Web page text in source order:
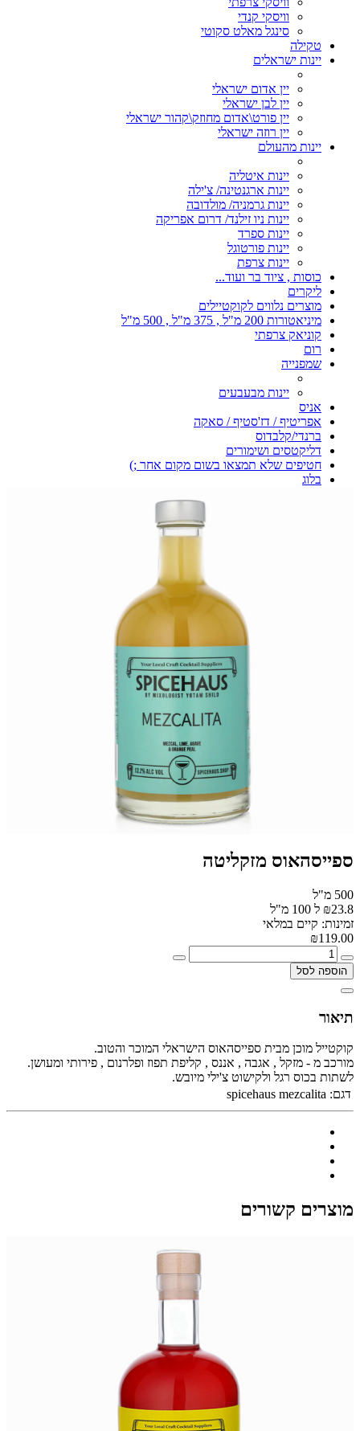
וויסקי קנדי
סינגל מאלט סקוטי
טקילה
יינות ישראלים
יין אדום ישראלי
יין לבן ישראלי
יין פורט\אדום מחוזק\קהור ישראלי
יין רוזה ישראלי
יינות מהעולם
יינות איטליה
יינות ארגנטינה/ צ'ילה
יינות גרמניה/ מולדובה
יינות ניו זילנד/ דרום אפריקה
יינות ספרד
יינות פורטוגל
יינות צרפת
כוסות , ציוד בר ועוד...
ליקרים
מוצרים נלווים לקוקטיילים
מיניאטורות 200 מ"ל , 375 מ"ל , 500 מ"ל
קוניאק צרפתי
רום
שמפנייה
יינות מבעבעים
אניס
אפריטיף / דז'סטיף / סאקה
ברנדי/קלבדוס
דליקטסים ושימורים
חטיפים שלא תמצאו בשום מקום אחר ;)
בלוג
ספייסהאוס מזקליטה
500 מ"ל
₪23.8 ל 100 מ"ל
זמינות: קיים במלאי
₪119.00
הוספה לסל
תיאור
קוקטייל מוכן מבית ספייסהאוס הישראלי המוכר והטוב.
מורכב מ - מזקל , אגבה , אננס , קליפת תפוז ופלרנום , פירותי ומעושן.
לשתות בכוס רגל ולקישוט צ'ילי מיובש.
דגם: spicehaus mezcalita
מוצרים קשורים